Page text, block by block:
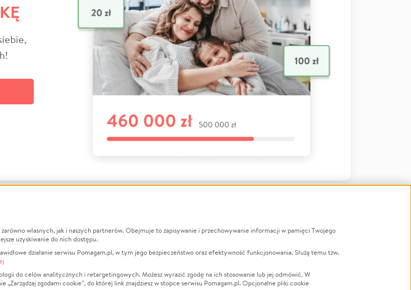
O nas
Opinie
Raporty
Za darmo
Zbieraj na
Leczenie
Zwierzęta
Pożar
LGBTQ+
Powódź
Wichura
własnych, jak i naszych partnerów. Obejmuje to zapisywanie i przechowywanie informacji w pamięci Twojego
uzyskiwanie do nich dostępu.
działanie serwisu Pomagam.pl, w tym jego bezpieczeństwo oraz efektywność funkcjonowania. Służą temu tzw.
do celów analitycznych i retargetingowych. Możesz wyrazić zgodę na ich stosowanie lub jej odmówić. W
zgodami cookie”, do której link znajdziesz w stopce serwisu Pomagam.pl. Opcjonalne pliki cookie